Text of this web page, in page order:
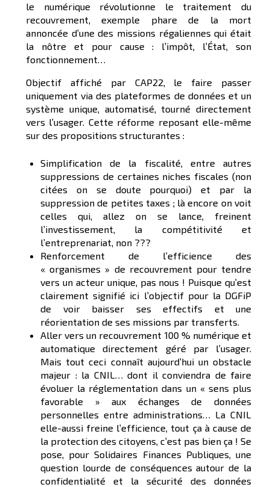
le numérique révolutionne le traitement du
recouvrement, exemple phare de la mort
annoncée d’une des missions régaliennes qui était
la nôtre et pour cause : l’impôt, l’État, son
fonctionnement…
Objectif affiché par CAP22, le faire passer
uniquement via des plateformes de données et un
système unique, automatisé, tourné directement
vers l’usager. Cette réforme reposant elle-même
sur des propositions structurantes :
Simplification de la fiscalité, entre autres
suppressions de certaines niches fiscales (non
citées on se doute pourquoi) et par la
suppression de petites taxes ; là encore on voit
celles qui, allez on se lance, freinent
l’investissement, la compétitivité et
l’entreprenariat, non ???
Renforcement de l’efficience des
« organismes » de recouvrement pour tendre
vers un acteur unique, pas nous ! Puisque qu’est
clairement signifié ici l’objectif pour la DGFiP
de voir baisser ses effectifs et une
réorientation de ses missions par transferts.
Aller vers un recouvrement 100 % numérique et
automatique directement géré par l’usager.
Mais tout ceci connaît aujourd’hui un obstacle
majeur : la CNIL… dont il conviendra de faire
évoluer la réglementation dans un « sens plus
favorable » aux échanges de données
personnelles entre administrations… La CNIL
elle-aussi freine l’efficience, tout ça à cause de
la protection des citoyens, c’est pas bien ça ! Se
pose, pour Solidaires Finances Publiques, une
question lourde de conséquences autour de la
confidentialité et la sécurité des données